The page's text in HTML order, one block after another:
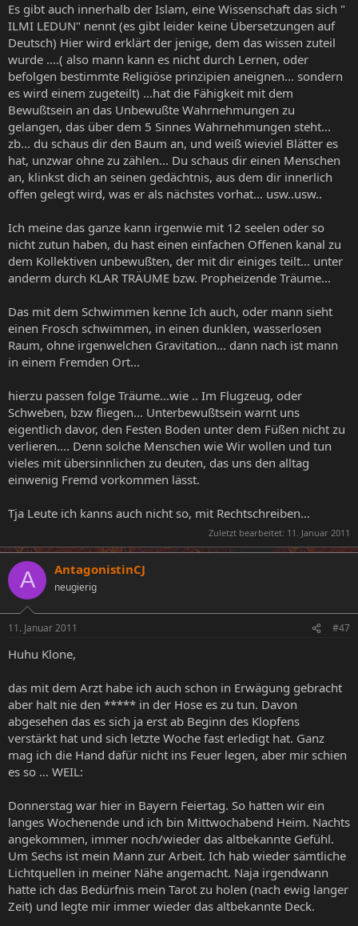
Es gibt auch innerhalb der Islam, eine Wissenschaft das sich "
ILMI LEDUN" nennt (es gibt leider keine Übersetzungen auf
Deutsch) Hier wird erklärt der jenige, dem das wissen zuteil
wurde ....( also mann kann es nicht durch Lernen, oder
befolgen bestimmte Religiöse prinzipien aneignen... sondern
es wird einem zugeteilt) ...hat die Fähigkeit mit dem
Bewußtsein an das Unbewußte Wahrnehmungen zu
gelangen, das über dem 5 Sinnes Wahrnehmungen steht...
zb... du schaus dir den Baum an, und weiß wieviel Blätter es
hat, unzwar ohne zu zählen... Du schaus dir einen Menschen
an, klinkst dich an seinen gedächtnis, aus dem dir innerlich
offen gelegt wird, was er als nächstes vorhat... usw..usw..
Ich meine das ganze kann irgenwie mit 12 seelen oder so
nicht zutun haben, du hast einen einfachen Offenen kanal zu
dem Kollektiven unbewußten, der mit dir einiges teilt... unter
anderm durch KLAR TRÄUME bzw. Propheizende Träume...
Das mit dem Schwimmen kenne Ich auch, oder mann sieht
einen Frosch schwimmen, in einen dunklen, wasserlosen
Raum, ohne irgenwelchen Gravitation... dann nach ist mann
in einem Fremden Ort...
hierzu passen folge Träume...wie .. Im Flugzeug, oder
Schweben, bzw fliegen... Unterbewußtsein warnt uns
eigentlich davor, den Festen Boden unter dem Füßen nicht zu
verlieren.... Denn solche Menschen wie Wir wollen und tun
vieles mit übersinnlichen zu deuten, das uns den alltag
einwenig Fremd vorkommen lässt.
Tja Leute ich kanns auch nicht so, mit Rechtschreiben...
Zuletzt bearbeitet: 11. Januar 2011
A AntagonistinCJ
neugierig
11. Januar 2011 #47
Huhu Klone,
das mit dem Arzt habe ich auch schon in Erwägung gebracht
aber halt nie den ***** in der Hose es zu tun. Davon
abgesehen das es sich ja erst ab Beginn des Klopfens
verstärkt hat und sich letzte Woche fast erledigt hat. Ganz
mag ich die Hand dafür nicht ins Feuer legen, aber mir schien
es so … WEIL:
Donnerstag war hier in Bayern Feiertag. So hatten wir ein
langes Wochenende und ich bin Mittwochabend Heim. Nachts
angekommen, immer noch/wieder das altbekannte Gefühl.
Um Sechs ist mein Mann zur Arbeit. Ich hab wieder sämtliche
Lichtquellen in meiner Nähe angemacht. Naja irgendwann
hatte ich das Bedürfnis mein Tarot zu holen (nach ewig langer
Zeit) und legte mir immer wieder das altbekannte Deck.